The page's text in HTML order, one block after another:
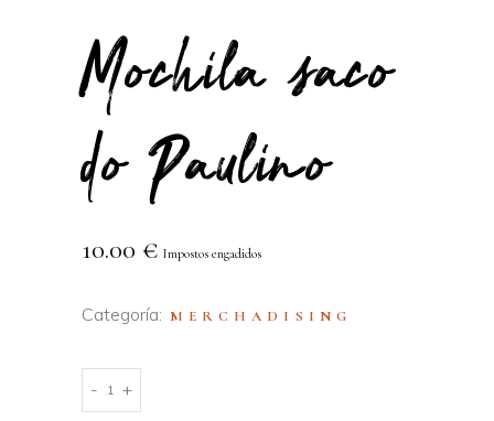
Mochila saco
do Paulino
10.00 € Impostos engadidos
Categoría: MERCHADISING
Mochila
saco
- +